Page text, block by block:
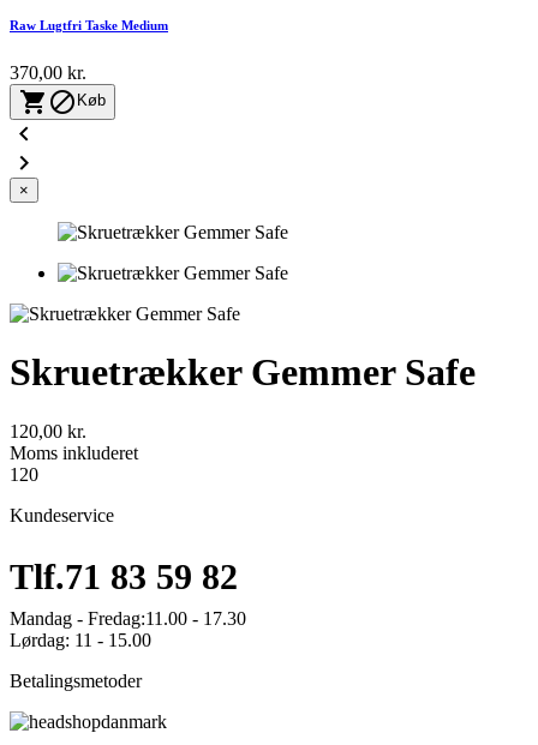
Raw Lugtfri Taske Medium
370,00 kr.
  Køb


×
Skruetrækker Gemmer Safe
120,00 kr.
Moms inkluderet
120
Kundeservice
Tlf.71 83 59 82
Mandag - Fredag:11.00 - 17.30
Lørdag: 11 - 15.00
Betalingsmetoder